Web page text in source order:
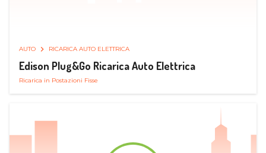
AUTO RICARICA AUTO ELETTRICA
Edison Plug&Go Ricarica Auto Elettrica
Ricarica in Postazioni Fisse